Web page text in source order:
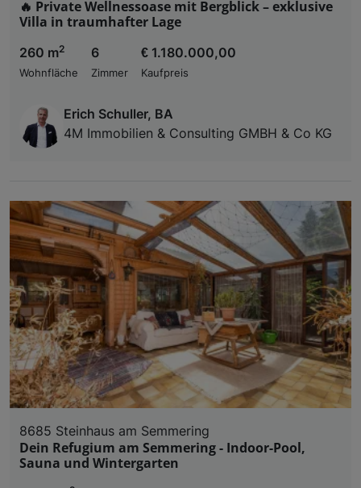
🔥 Private Wellnessoase mit Bergblick – exklusive
Villa in traumhafter Lage
260 m2
Wohnfläche
6
Zimmer
€ 1.180.000,00
Kaufpreis
Erich Schuller, BA
4M Immobilien & Consulting GMBH & Co KG
8685 Steinhaus am Semmering
Dein Refugium am Semmering - Indoor-Pool,
Sauna und Wintergarten